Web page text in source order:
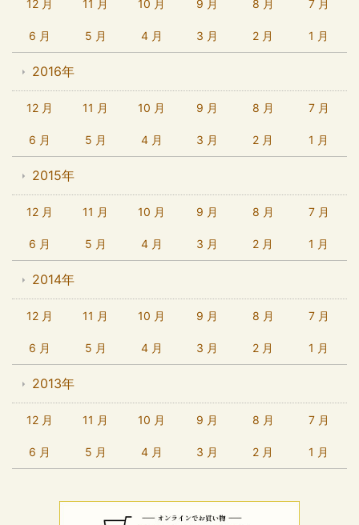
12 月 11 月 10 月 9 月 8 月 7 月
6 月 5 月 4 月 3 月 2 月 1 月
2016年
12 月 11 月 10 月 9 月 8 月 7 月
6 月 5 月 4 月 3 月 2 月 1 月
2015年
12 月 11 月 10 月 9 月 8 月 7 月
6 月 5 月 4 月 3 月 2 月 1 月
2014年
12 月 11 月 10 月 9 月 8 月 7 月
6 月 5 月 4 月 3 月 2 月 1 月
2013年
12 月 11 月 10 月 9 月 8 月 7 月
6 月 5 月 4 月 3 月 2 月 1 月